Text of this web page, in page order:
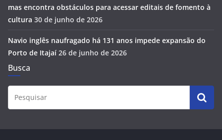
mas encontra obstáculos para acessar editais de fomento à
cultura 30 de junho de 2026
Navio inglês naufragado há 131 anos impede expansão do
Porto de Itajaí 26 de junho de 2026
Busca